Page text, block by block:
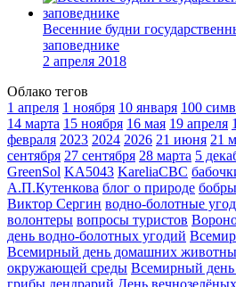
Весенние будни
заповеднике
2 апреля 2018
Облако тегов
1 апреля 1 ноября 10 января 100
14 марта 15 ноября 16 мая 19 апреля
февраля 2023 2024 2026 21 июня 21
сентября 27 сентября 28 марта 5
GreenSol KA5043 KareliaCBC
А.П.Кутенкова блог о природе бобры
Виктор Сергин водно-болотные
волонтеры вопросы туристов
день водно-болотных угодий
Всемирный день домашних
окружающей среды Всемирный день